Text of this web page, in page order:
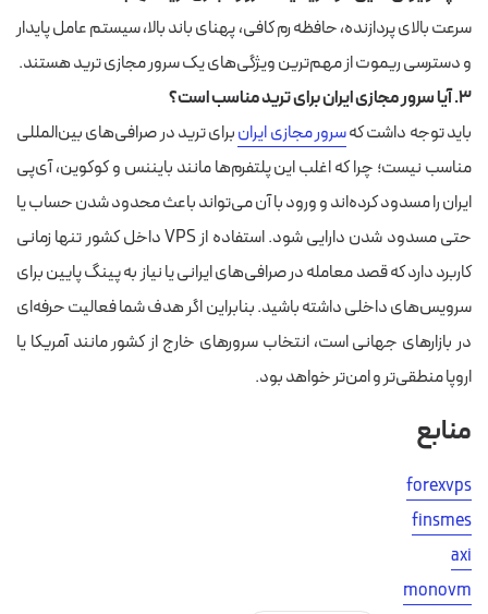
سرعت بالای پردازنده، حافظه رم کافی، پهنای باند بالا، سیستم عامل پایدار
و دسترسی ریموت از مهم‌ترین ویژگی‌های یک سرور مجازی ترید هستند.
۳. آیا سرور مجازی ایران برای ترید مناسب است؟
باید توجه داشت کهسرور مجازی ایرانبرای ترید در صرافی‌های بین‌المللی
مناسب نیست؛ چرا که اغلب این پلتفرم‌ها مانند بایننس و کوکوین، آی‌پی
ایران را مسدود کرده‌اند و ورود با آن می‌تواند باعث محدود شدن حساب یا
حتی مسدود شدن دارایی شود. استفاده از VPS داخل کشور تنها زمانی
کاربرد دارد که قصد معامله در صرافی‌های ایرانی یا نیاز به پینگ پایین برای
سرویس‌های داخلی داشته باشید. بنابراین اگر هدف شما فعالیت حرفه‌ای
در بازارهای جهانی است، انتخاب سرورهای خارج از کشور مانند آمریکا یا
اروپا منطقی‌تر و امن‌تر خواهد بود.
منابع
forexvps
finsmes
axi
monovm